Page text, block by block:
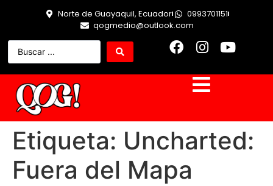
Norte de Guayaquil, Ecuador
0993701151
qogmedio@outlook.com
Etiqueta: Uncharted:
Fuera del Mapa